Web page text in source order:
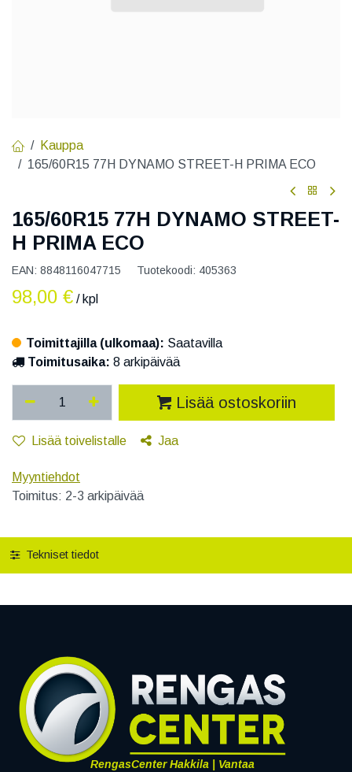
Kauppa
165/60R15 77H DYNAMO STREET-H PRIMA ECO
165/60R15 77H DYNAMO STREET-
H PRIMA ECO
EAN: 8848116047715 Tuotekoodi: 405363
98,00 € / kpl
Toimittajilla (ulkomaa): Saatavilla
Toimitusaika: 8 arkipäivää
Lisää ostoskoriin
Lisää toivelistalle Jaa
Myyntiehdot
Toimitus: 2-3 arkipäivää
Tekniset tiedot
RengasCenter Hakkila | Vantaa